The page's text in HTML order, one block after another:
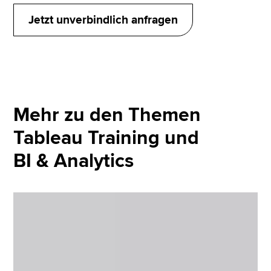
in agilen Zwei-Wochen-Sprints umgesetzt.
Jetzt unverbindlich anfragen
Mehr zu den Themen
Tableau Training und
BI & Analytics